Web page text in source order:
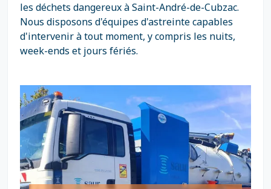
les déchets dangereux à Saint-André-de-Cubzac.
Nous disposons d'équipes d'astreinte capables
d'intervenir à tout moment, y compris les nuits,
week-ends et jours fériés.